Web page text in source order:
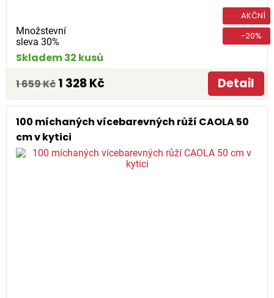
Množstevní
sleva 30%
AKČNÍ
-20%
Skladem 32 kusů
1 659 Kč 1 328 Kč Detail
100 míchaných vícebarevných růží CAOLA 50
cm v kytici